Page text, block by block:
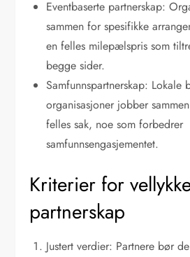
Eventbaserte partnerskap:
sammen for spesifikke
en felles milepælspris som
begge sider.
Samfunnspartnerskap: Lokale
organisasjoner jobber
felles sak, noe som forbedrer
samfunnsengasjementet.
Kriterier for
partnerskap
Justert verdier: Partnere bør